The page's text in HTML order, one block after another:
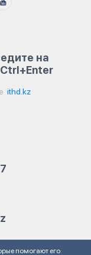
на
ithd.kz
помогают его